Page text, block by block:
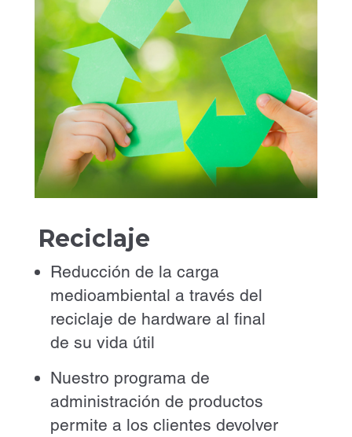
Reciclaje
Reducción de la carga
medioambiental a través del
reciclaje de hardware al final
de su vida útil
Nuestro programa de
administración de productos
permite a los clientes devolver